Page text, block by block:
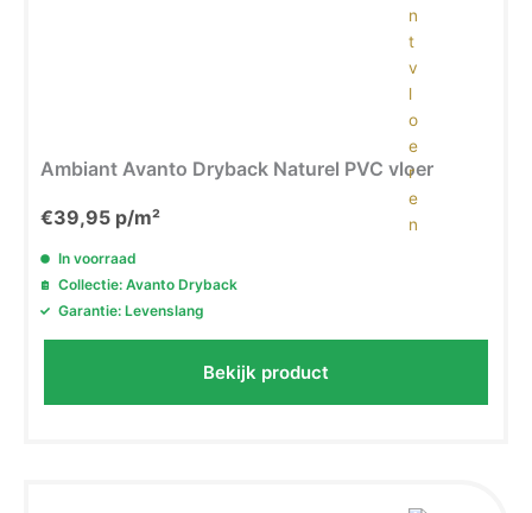
Ambiant Avanto Dryback Naturel PVC vloer
€39,95 p/m²
In voorraad
Collectie: Avanto Dryback
Garantie: Levenslang
Bekijk product